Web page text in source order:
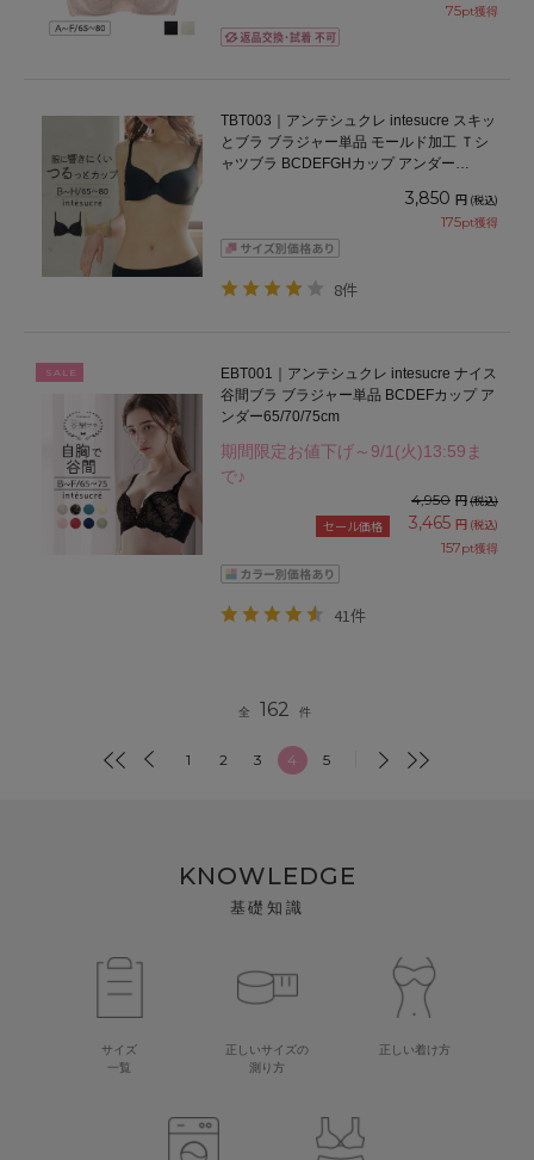
75pt獲得
TBT003｜アンテシュクレ intesucre スキッ
とブラ ブラジャー単品 モールド加工 Ｔシ
ャツブラ BCDEFGHカップ アンダー
3,850 円 (税込)
175pt獲得
8件
SALE
EBT001｜アンテシュクレ intesucre ナイス
谷間ブラ ブラジャー単品 BCDEFカップ ア
ンダー65/70/75cm
期間限定お値下げ～9/1(火)13:59ま
で♪
4,950 円(税込)
セール価格 3,465 円 (税込)
157pt獲得
41件
全 162 件
1 2 3 4 5
KNOWLEDGE
基礎知識
サイズ
一覧
正しいサイズの
測り方
正しい着け方